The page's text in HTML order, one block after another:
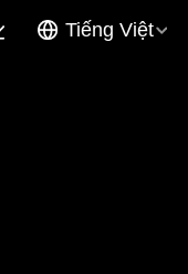
Tiếng Việt